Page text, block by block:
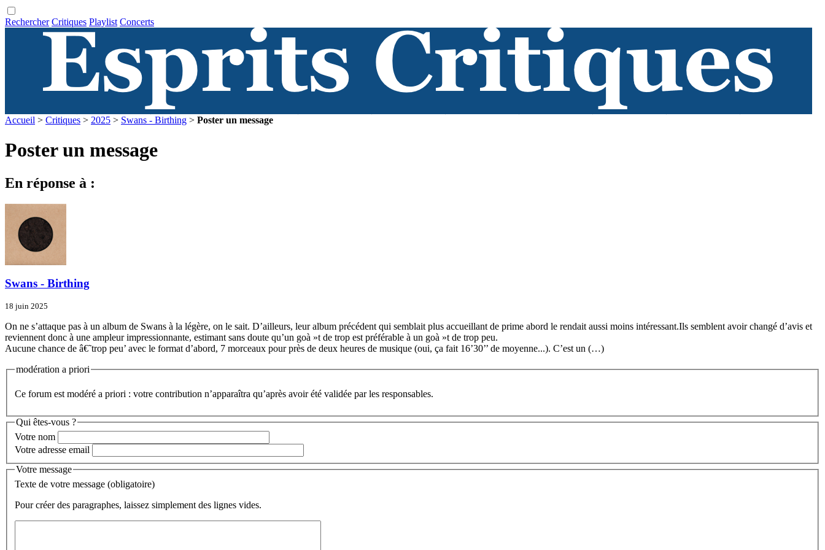
Rechercher Critiques Playlist Concerts
Accueil > Critiques > 2025 > Swans - Birthing > Poster un message
Poster un message
En réponse à :
Swans - Birthing
18 juin 2025
On ne s’attaque pas à un album de Swans à la légère, on le sait. D’ailleurs, leur album précédent qui semblait plus accueillant de prime abord le rendait aussi moins intéressant.Ils semblent avoir changé d’avis et
reviennent donc à une ampleur impressionnante, estimant sans doute qu’un goà »t de trop est préférable à un goà »t de trop peu.
Aucune chance de â€˜trop peu’ avec le format d’abord, 7 morceaux pour près de deux heures de musique (oui, ça fait 16’30’’ de moyenne...). C’est un (…)
modération a priori
Ce forum est modéré a priori : votre contribution n’apparaîtra qu’après avoir été validée par les responsables.
Qui êtes-vous ?
Votre nom
Votre adresse email
Votre message
Texte de votre message (obligatoire)
Pour créer des paragraphes, laissez simplement des lignes vides.